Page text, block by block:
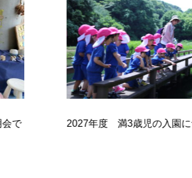
3歳児の入園について